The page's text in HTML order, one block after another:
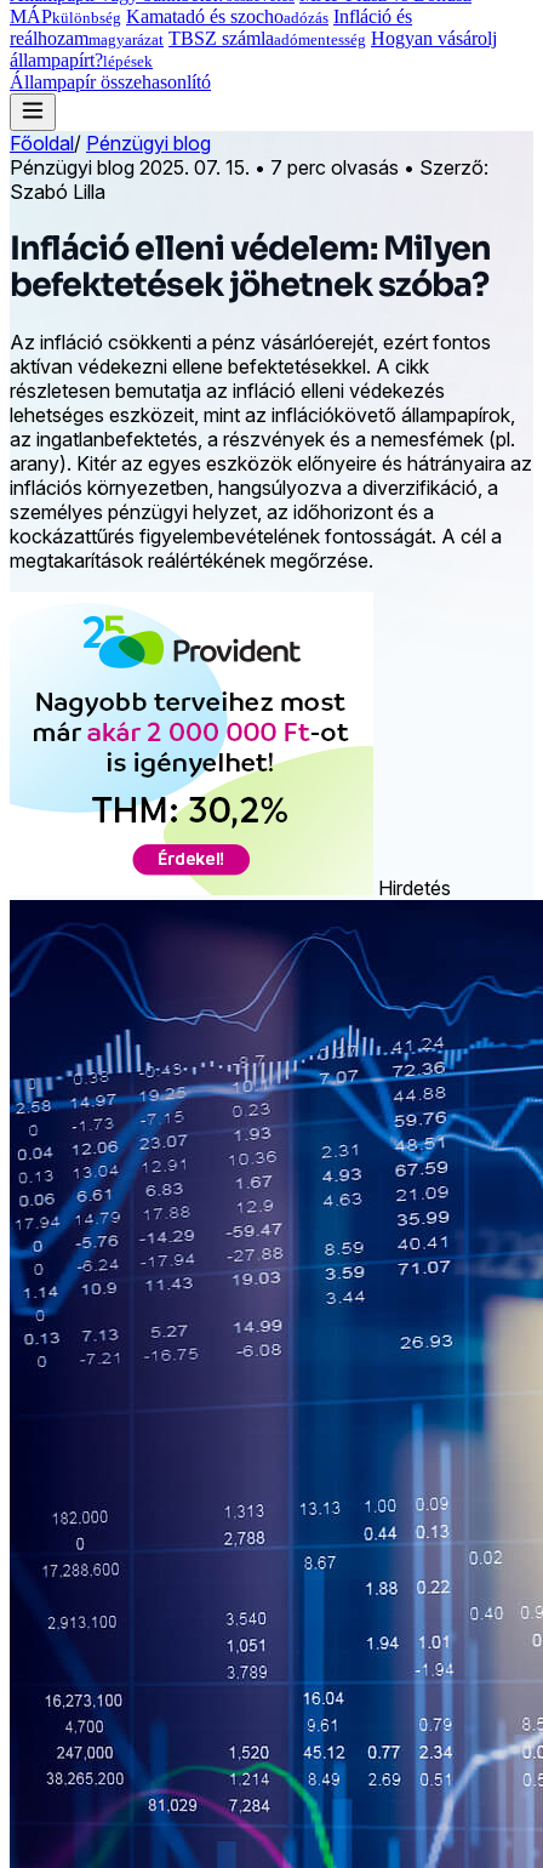
MÁPkülönbség Kamatadó és szochoadózás Infláció és
reálhozammagyarázat TBSZ számlaadómentesség Hogyan vásárolj
állampapírt?lépések
Állampapír összehasonlító
Főoldal/ Pénzügyi blog
Pénzügyi blog 2025. 07. 15. • 7 perc olvasás • Szerző:
Szabó Lilla
Infláció elleni védelem: Milyen
befektetések jöhetnek szóba?
Az infláció csökkenti a pénz vásárlóerejét, ezért fontos
aktívan védekezni ellene befektetésekkel. A cikk
részletesen bemutatja az infláció elleni védekezés
lehetséges eszközeit, mint az inflációkövető állampapírok,
az ingatlanbefektetés, a részvények és a nemesfémek (pl.
arany). Kitér az egyes eszközök előnyeire és hátrányaira az
inflációs környezetben, hangsúlyozva a diverzifikáció, a
személyes pénzügyi helyzet, az időhorizont és a
kockázattűrés figyelembevételének fontosságát. A cél a
megtakarítások reálértékének megőrzése.
Hirdetés